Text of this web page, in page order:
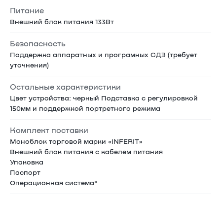
Питание
Внешний блок питания 133Вт
Безопасность
Поддержка аппаратных и програмных СДЗ (требует
уточнения)
Остальные характеристики
Цвет устройства: черный Подставка с регулировкой
150мм и поддержкой портретного режима
Комплект поставки
Моноблок торговой марки «INFERIT»
Внешний блок питания с кабелем питания
Упаковка
Паспорт
Операционная система*